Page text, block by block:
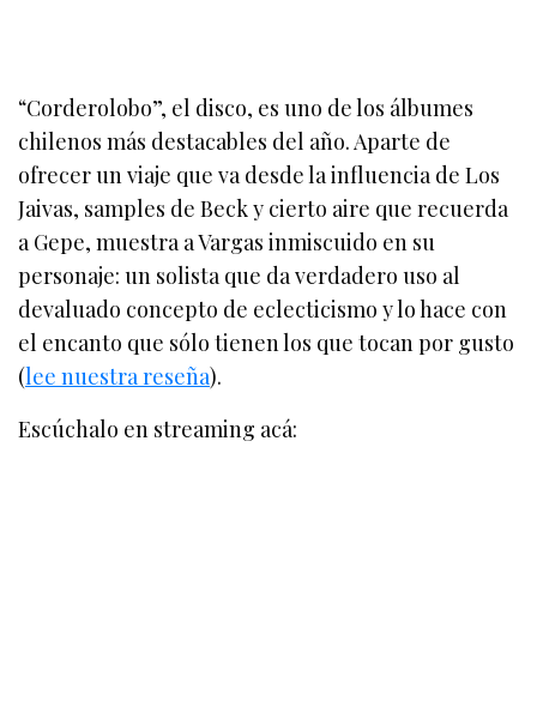
“Corderolobo”, el disco, es uno de los álbumes
chilenos más destacables del año. Aparte de
ofrecer un viaje que va desde la influencia de Los
Jaivas, samples de Beck y cierto aire que recuerda
a Gepe, muestra a Vargas inmiscuido en su
personaje: un solista que da verdadero uso al
devaluado concepto de eclecticismo y lo hace con
el encanto que sólo tienen los que tocan por gusto
(lee nuestra reseña).
Escúchalo en streaming acá: